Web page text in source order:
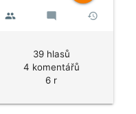
people mode_comment history
39 hlasů
4 komentářů
6 r